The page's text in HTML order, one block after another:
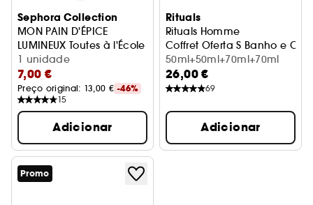
Sephora Collection
MON PAIN D'ÉPICE
LUMINEUX Toutes à l'École
Acessório fosforescente
1 unidade
7,00 €
Preço original: 13,00 € -46%
15
Adicionar
Rituals
Rituals Homme
Coffret Oferta S Banho e
50ml+50ml+70ml+70ml
26,00 €
69
Adicionar
Promo